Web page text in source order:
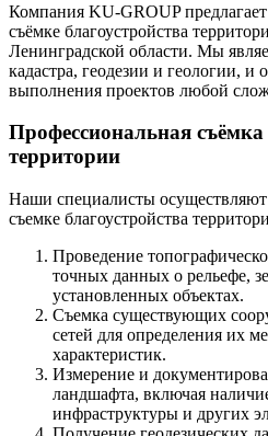
Компания KU-GROUP
съёмке благоустройства
Ленинградской области. Мы
кадастра, геодезии и геологии,
выполнения проектов любой
Профессиональная съёмка
территории
Наши специалисты
съемке благоустройства
Проведение
точных данных о рельефе,
установленных объектах.
Съемка существующих
сетей для определения их
характеристик.
Измерение и
ландшафта, включая
инфраструктуры и других